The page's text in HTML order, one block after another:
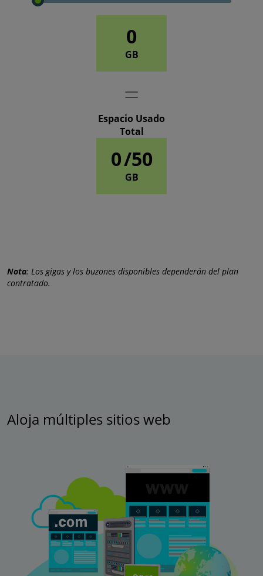
0
GB
Espacio Usado
Total
0/50
GB
Nota: Los gigas y los buzones disponibles dependerán del plan
contratado.
Aloja múltiples sitios web